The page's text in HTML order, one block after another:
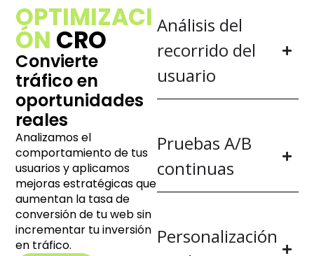
OPTIMIZACI
ÓN CRO
Convierte
tráfico en
oportunidades
reales
Analizamos el
comportamiento de tus
usuarios y aplicamos
mejoras estratégicas que
aumentan la tasa de
conversión de tu web sin
incrementar tu inversión
en tráfico.
Análisis del
recorrido del
usuario
Pruebas A/B
continuas
Personalización